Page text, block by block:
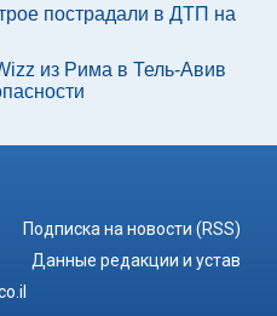
пострадали в ДТП на
из Рима в Тель-Авив
Подписка на новости (RSS)
Данные редакции и устав